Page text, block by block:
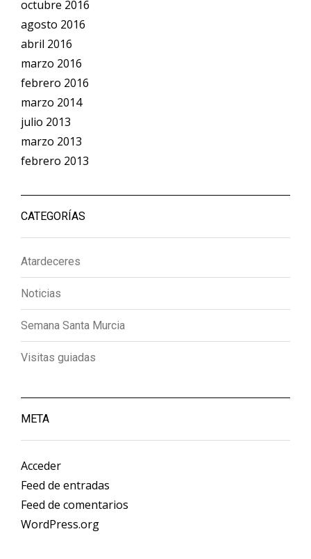
octubre 2016
agosto 2016
abril 2016
marzo 2016
febrero 2016
marzo 2014
julio 2013
marzo 2013
febrero 2013
CATEGORÍAS
Atardeceres
Noticias
Semana Santa Murcia
Visitas guiadas
META
Acceder
Feed de entradas
Feed de comentarios
WordPress.org